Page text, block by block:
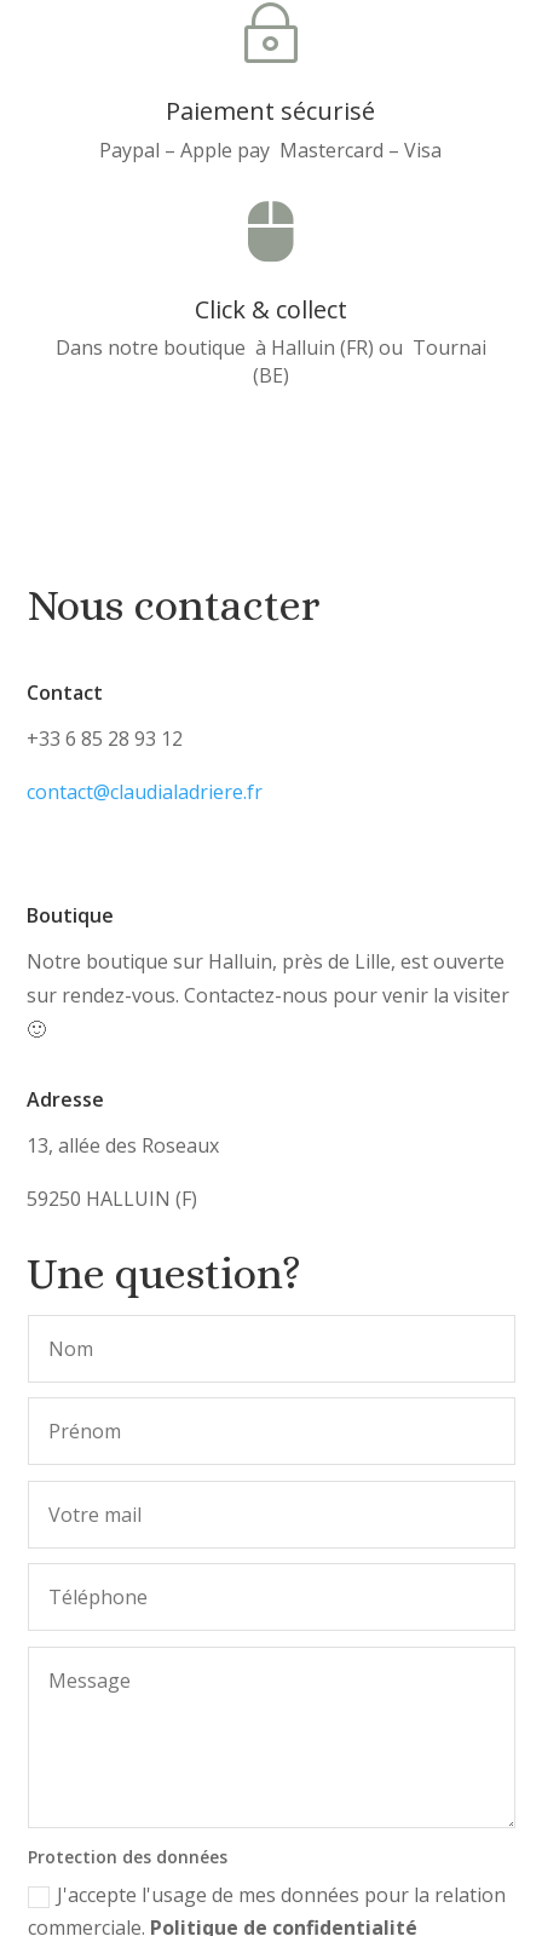
~
Paiement sécurisé
Paypal – Apple pay Mastercard – Visa

Click & collect
Dans notre boutique à Halluin (FR) ou Tournai
(BE)
Nous contacter
Contact
+33 6 85 28 93 12
contact@claudialadriere.fr
Boutique
Notre boutique sur Halluin, près de Lille, est ouverte
sur rendez-vous. Contactez-nous pour venir la visiter
🙂
Adresse
13, allée des Roseaux
59250 HALLUIN (F)
Une question?
Protection des données
J'accepte l'usage de mes données pour la relation
commerciale. Politique de confidentialité